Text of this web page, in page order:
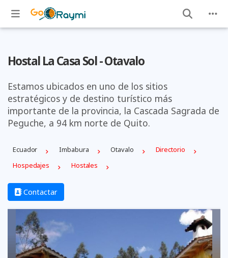
Hostal La Casa Sol - Otavalo
Estamos ubicados en uno de los sitios
estratégicos y de destino turístico más
importante de la provincia, la Cascada Sagrada de
Peguche, a 94 km norte de Quito.
Ecuador Imbabura Otavalo
Directorio
Hospedajes
Hostales
Contactar